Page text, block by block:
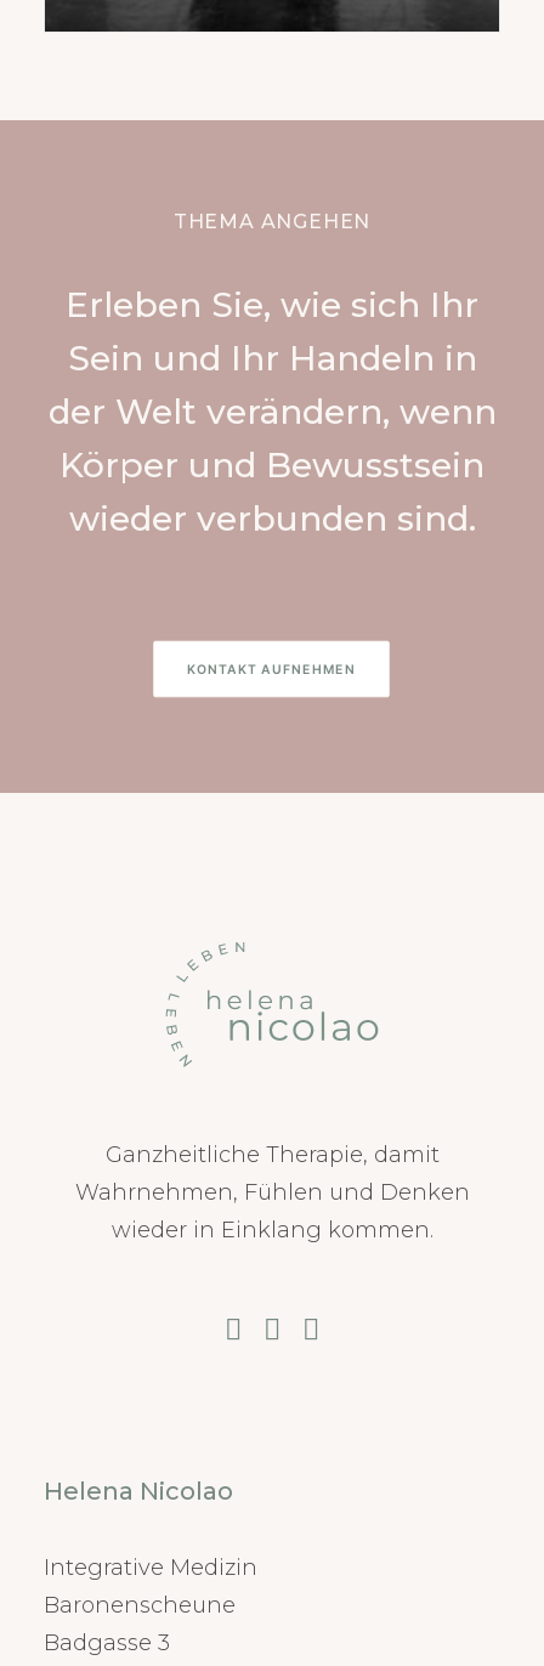
THEMA ANGEHEN
Erleben Sie, wie sich Ihr
Sein und Ihr Handeln in
der Welt verändern, wenn
Körper und Bewusstsein
wieder verbunden sind.
KONTAKT AUFNEHMEN
Ganzheitliche Therapie, damit
Wahrnehmen, Fühlen und Denken
wieder in Einklang kommen.
Helena Nicolao
Integrative Medizin
Baronenscheune
Badgasse 3